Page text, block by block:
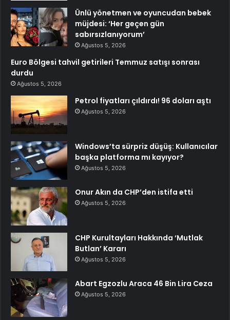
Ünlü yönetmen ve oyuncudan bebek
müjdesi: ‘Her geçen gün
sabırsızlanıyorum’
Ağustos 5, 2026
Euro Bölgesi tahvil getirileri Temmuz satışı sonrası
durdu
Ağustos 5, 2026
Petrol fiyatları çıldırdı! 96 doları aştı
Ağustos 5, 2026
Windows’ta sürpriz düşüş: Kullanıcılar
başka platforma mı kayıyor?
Ağustos 5, 2026
Onur Akın da CHP’den istifa etti
Ağustos 5, 2026
CHP Kurultayları Hakkında ‘Mutlak
Butlan’ Kararı
Ağustos 5, 2026
Abart Egzozlu Araca 46 Bin Lira Ceza
Ağustos 5, 2026